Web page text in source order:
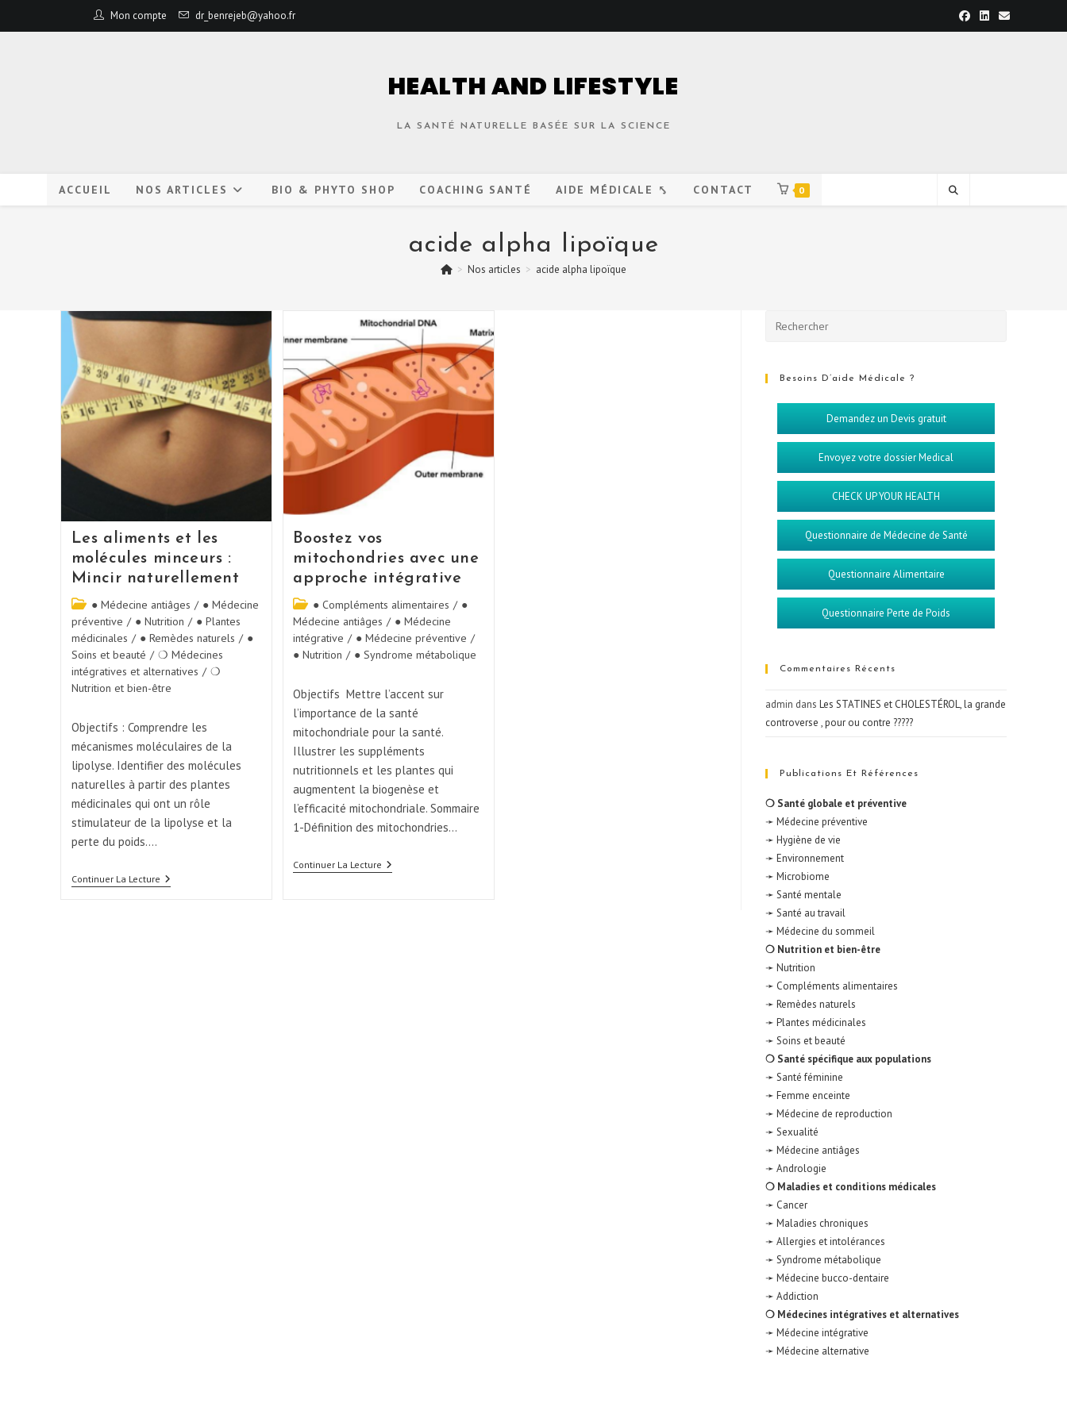
Mon compte dr_benrejeb@yahoo.fr
HEALTH AND LIFESTYLE
LA SANTÉ NATURELLE BASÉE SUR LA SCIENCE
ACCUEIL NOS ARTICLES BIO & PHYTO SHOP COACHING SANTÉ AIDE MÉDICALE ⤣ CONTACT 0
acide alpha lipoïque
> Nos articles > acide alpha lipoïque
Besoins D’aide Médicale ?
Demandez un Devis gratuit
Envoyez votre dossier Medical
CHECK UP YOUR HEALTH
Questionnaire de Médecine de Santé
Questionnaire Alimentaire
Questionnaire Perte de Poids
Commentaires Récents
admin dansLes STATINES et CHOLESTÉROL, la grande
controverse , pour ou contre ?????
Publications Et Références
❍ Santé globale et préventive
➛ Médecine préventive
➛ Hygiène de vie
➛ Environnement
➛ Microbiome
➛ Santé mentale
➛ Santé au travail
➛ Médecine du sommeil
❍ Nutrition et bien-être
➛ Nutrition
➛ Compléments alimentaires
➛ Remèdes naturels
➛ Plantes médicinales
➛ Soins et beauté
❍ Santé spécifique aux populations
➛ Santé féminine
➛ Femme enceinte
➛ Médecine de reproduction
➛ Sexualité
➛ Médecine antiâges
➛ Andrologie
❍ Maladies et conditions médicales
➛ Cancer
➛ Maladies chroniques
➛ Allergies et intolérances
➛ Syndrome métabolique
➛ Médecine bucco-dentaire
➛ Addiction
❍ Médecines intégratives et alternatives
➛ Médecine intégrative
➛ Médecine alternative
Les aliments et les
molécules minceurs :
Mincir naturellement
● Médecine antiâges / ● Médecine
préventive / ● Nutrition / ● Plantes
médicinales / ● Remèdes naturels / ●
Soins et beauté / ❍ Médecines
intégratives et alternatives / ❍
Nutrition et bien-être
Objectifs : Comprendre les
mécanismes moléculaires de la
lipolyse. Identifier des molécules
naturelles à partir des plantes
médicinales qui ont un rôle
stimulateur de la lipolyse et la
perte du poids.…
Continuer La Lecture
Boostez vos
mitochondries avec une
approche intégrative
● Compléments alimentaires / ●
Médecine antiâges / ● Médecine
intégrative / ● Médecine préventive /
● Nutrition / ● Syndrome métabolique
Objectifs Mettre l’accent sur
l’importance de la santé
mitochondriale pour la santé.
Illustrer les suppléments
nutritionnels et les plantes qui
augmentent la biogenèse et
l’efficacité mitochondriale. Sommaire
1-Définition des mitochondries…
Continuer La Lecture